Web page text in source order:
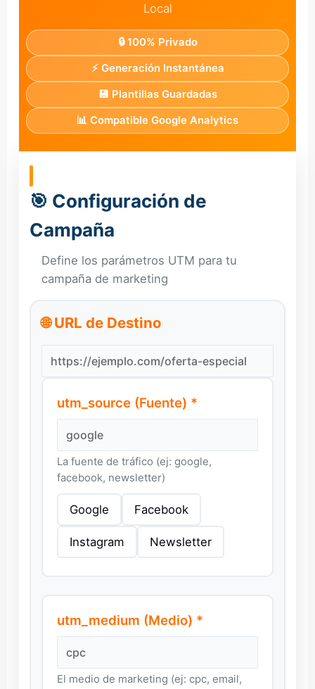
Local
🔒 100% Privado
⚡ Generación Instantánea
💾 Plantillas Guardadas
📊 Compatible Google Analytics
🎯 Configuración de
Campaña
Define los parámetros UTM para tu
campaña de marketing
🌐 URL de Destino
utm_source (Fuente) *
La fuente de tráfico (ej: google,
facebook, newsletter)
Google Facebook
Instagram Newsletter
utm_medium (Medio) *
El medio de marketing (ej: cpc, email,